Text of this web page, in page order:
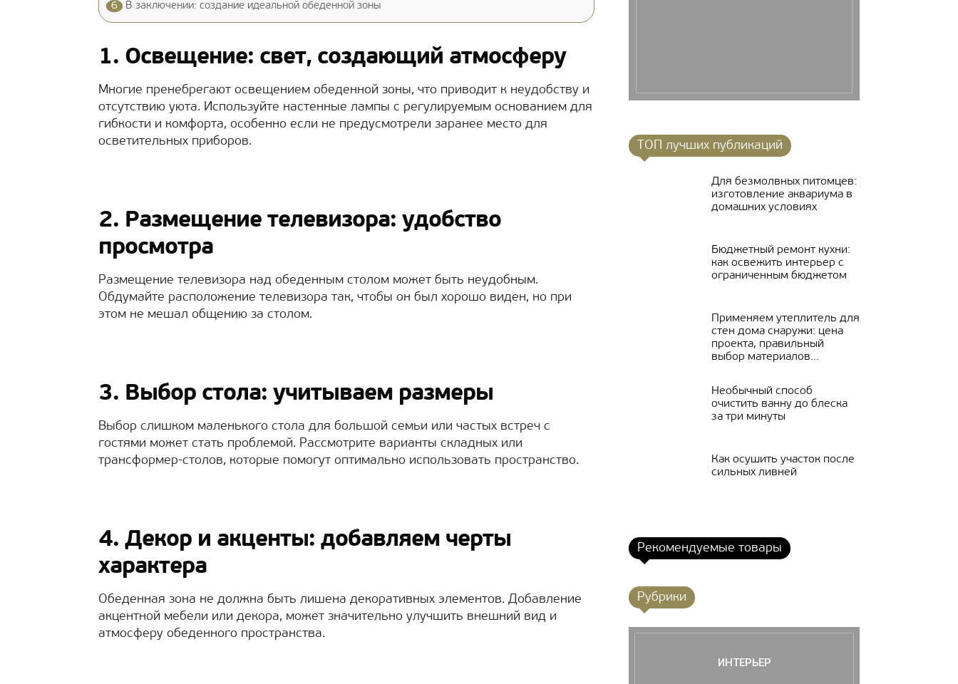
6
В заключении: создание идеальной обеденной зоны
1. Освещение: свет, создающий атмосферу
Многие пренебрегают освещением обеденной зоны, что приводит к неудобству и
отсутствию уюта. Используйте настенные лампы с регулируемым основанием для
гибкости и комфорта, особенно если не предусмотрели заранее место для
осветительных приборов.
2. Размещение телевизора: удобство
просмотра
Размещение телевизора над обеденным столом может быть неудобным.
Обдумайте расположение телевизора так, чтобы он был хорошо виден, но при
этом не мешал общению за столом.
3. Выбор стола: учитываем размеры
Выбор слишком маленького стола для большой семьи или частых встреч с
гостями может стать проблемой. Рассмотрите варианты складных или
трансформер-столов, которые помогут оптимально использовать пространство.
4. Декор и акценты: добавляем черты
характера
Обеденная зона не должна быть лишена декоративных элементов. Добавление
акцентной мебели или декора, может значительно улучшить внешний вид и
атмосферу обеденного пространства.
ТОП лучших публикаций
Для безмолвных питомцев:
изготовление аквариума в
домашних условиях
Бюджетный ремонт кухни:
как освежить интерьер с
ограниченным бюджетом
Применяем утеплитель для
стен дома снаружи: цена
проекта, правильный
выбор материалов...
Необычный способ
очистить ванну до блеска
за три минуты
Как осушить участок после
сильных ливней
Рекомендуемые товары
Рубрики
ИНТЕРЬЕР